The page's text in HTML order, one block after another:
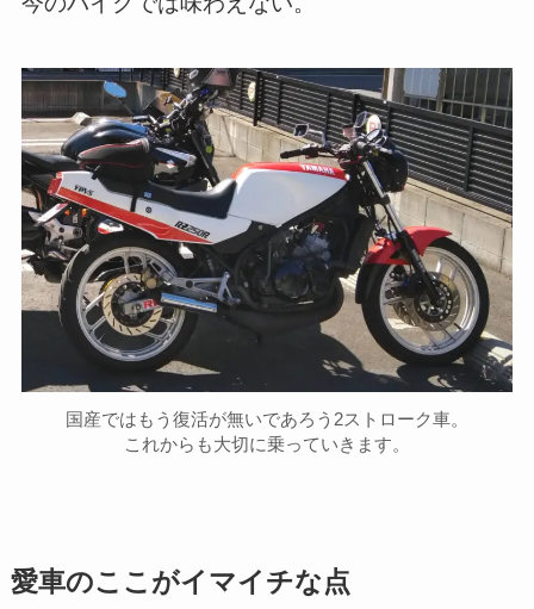
国産ではもう復活が無いであろう2ストローク車。
これからも大切に乗っていきます。
愛車のここがイマイチな点